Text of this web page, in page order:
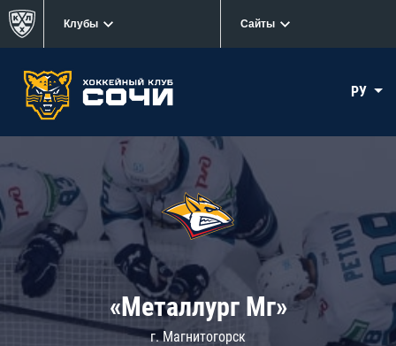
Клубы Сайты
РУ
«Металлург Мг»
г. Магнитогорск